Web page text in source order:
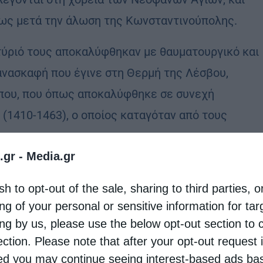
- Media.gr
to opt-out of the sale, sharing to third parties,
of your personal or sensitive information for
by us, please use the below opt-out section to
Please note that after your opt-out request
you may continue seeing interest-based ads
μετά την άλωση της Κωνσταντινούπολης.
τους αποκαλύφθηκαν με θαυματουργικό και
που έγινε στη Θερμή της Λέσβου,
που όπως αποκαλύφθηκε σε συνεχή
1463), ο οποίος καταγόταν από τους
ή Λασκαρίδης και πριν από τη μοναχική
στον βυζαντινό στρατό.
και με το οφίκιο του αρχιμανδρίτη και του
και σε μια αποστολή του στο Μορλαί της